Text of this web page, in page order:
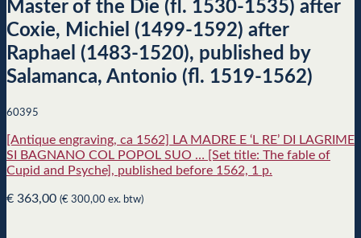
Master of the Die (fl. 1530-1535) after
Coxie, Michiel (1499-1592) after
Raphael (1483-1520), published by
Salamanca, Antonio (fl. 1519-1562)
60395
[Antique engraving, ca 1562] LA MADRE E ‘L RE’ DI LAGRIME
SI BAGNANO COL POPOL SUO … [Set title: The fable of
Cupid and Psyche], published before 1562, 1 p.
€ 363,00 (€ 300,00 ex. btw)